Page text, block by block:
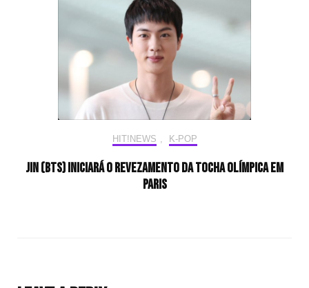
HIT!NEWS K-POP
Jin (BTS) iniciará o revezamento da tocha olímpica em
Paris